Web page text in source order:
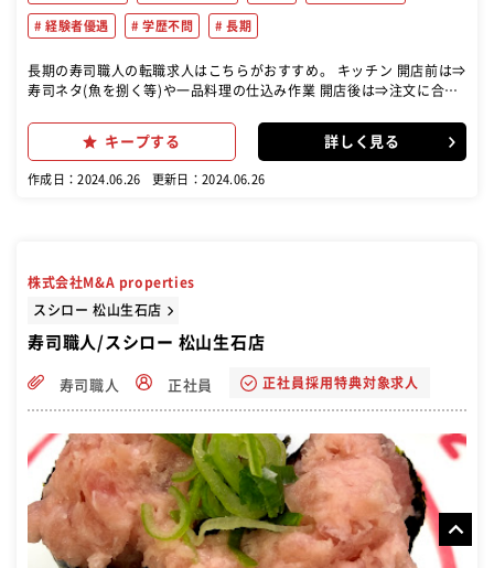
経験者優遇 学歴不問 長期
長期の寿司職人の転職求人はこちらがおすすめ。 キッチン 開店前は⇒
寿司ネタ(魚を捌く等)や一品料理の仕込み作業 開店後は⇒注文に合わ
ー取り・料理の提供 お帰りの際は⇒会計対応・片付け など接客全般
まずは基本的なホール・キッチン業務を習得頂いた上で、 つけ場業務
に入る形となります
キープする 詳しく見る
作成日：2024.06.26 更新日：2024.06.26
株式会社M&A properties
スシロー 松山生石店
寿司職人/スシロー 松山生石店
寿司職人 正社員 正社員採用特典対象求人